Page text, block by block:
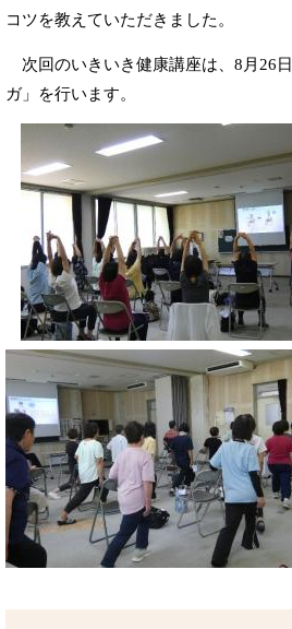
コツを教えていただきました。
次回のいきいき健康講座は、8月26
ガ」を行います。